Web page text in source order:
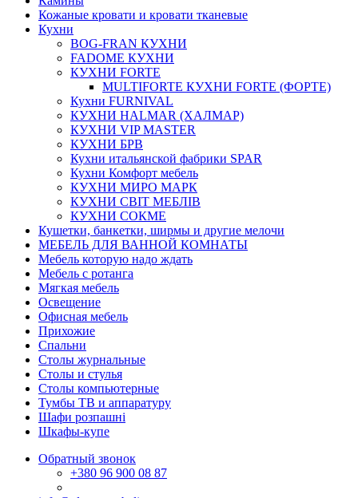
Кожаные кровати и кровати тканевые
Кухни
BOG-FRAN КУХНИ
FADOME КУХНИ
КУХНИ FORTE
MULTIFORTE КУХНИ FORTE (ФОРТЕ)
Кухни FURNIVAL
КУХНИ HALMAR (ХАЛМАР)
КУХНИ VIP MASTER
КУХНИ БРВ
Кухни итальянской фабрики SPAR
Кухни Комфорт мебель
КУХНИ МИРО МАРК
КУХНИ СВІТ МЕБЛІВ
КУХНИ СОКМЕ
Кушетки, банкетки, ширмы и другие мелочи
МЕБЕЛЬ ДЛЯ ВАННОЙ КОМНАТЫ
Мебель которую надо ждать
Мебель с ротанга
Мягкая мебель
Освещение
Офисная мебель
Прихожие
Спальни
Столы журнальные
Столы и стулья
Столы компьютерные
Тумбы ТВ и аппаратуру
Шафи розпашні
Шкафы-купе
Обратный звонок
+380 96 900 08 87